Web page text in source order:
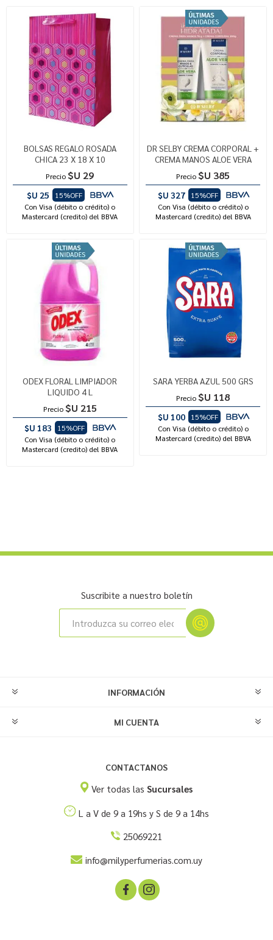
BOLSAS REGALO ROSADA
CHICA 23 X 18 X 10
Precio $U 29
$U 25
15%OFF
Con Visa (débito o crédito) o
Mastercard (credito) del BBVA
DR SELBY CREMA CORPORAL +
CREMA MANOS ALOE VERA
Precio $U 385
$U 327
15%OFF
Con Visa (débito o crédito) o
Mastercard (credito) del BBVA
ODEX FLORAL LIMPIADOR
LIQUIDO 4 L
Precio $U 215
$U 183
15%OFF
Con Visa (débito o crédito) o
Mastercard (credito) del BBVA
SARA YERBA AZUL 500 GRS
Precio $U 118
$U 100
15%OFF
Con Visa (débito o crédito) o
Mastercard (credito) del BBVA
Suscribite a nuestro boletín
INFORMACIÓN
MI CUENTA
CONTACTANOS
Ver todas las Sucursales
L a V de 9 a 19hs y S de 9 a 14hs
25069221
info@milyperfumerias.com.uy